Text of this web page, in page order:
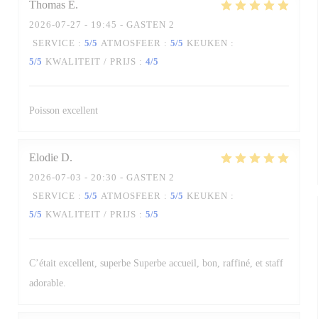
Thomas E
2026-07-27 - 19:45 - GASTEN 2
SERVICE : 5/5 ATMOSFEER : 5/5 KEUKEN :
5/5 KWALITEIT / PRIJS : 4/5
Poisson excellent
Elodie D
2026-07-03 - 20:30 - GASTEN 2
SERVICE : 5/5 ATMOSFEER : 5/5 KEUKEN :
5/5 KWALITEIT / PRIJS : 5/5
C’était excellent, superbe Superbe accueil, bon, raffiné, et staff
adorable.